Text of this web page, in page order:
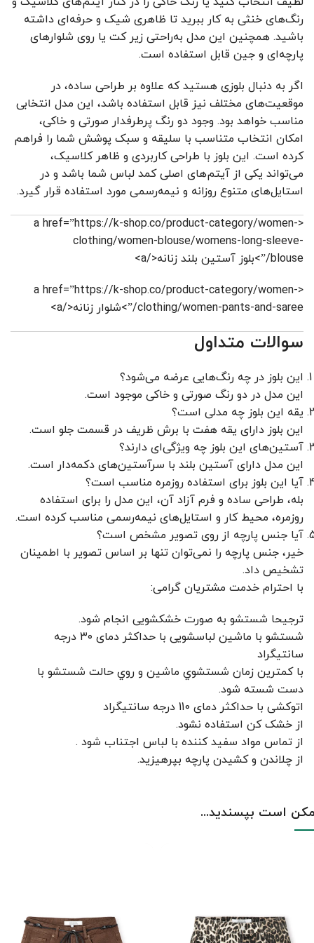
رنگ‌های خنثی به کار ببرید تا ظاهری شیک و حرفه‌ای داشته
باشید. همچنین این مدل به‌راحتی زیر کت یا روی شلوارهای
پارچه‌ای و جین قابل استفاده است.
اگر به دنبال بلوزی هستید که علاوه بر طراحی ساده، در
موقعیت‌های مختلف نیز قابل استفاده باشد، این مدل انتخابی
مناسب خواهد بود. وجود دو رنگ پرطرفدار صورتی و خاکی،
امکان انتخاب متناسب با سلیقه و سبک پوشش شما را فراهم
کرده است. این بلوز با طراحی کاربردی و ظاهر کلاسیک،
می‌تواند یکی از آیتم‌های اصلی کمد لباس شما باشد و در
استایل‌های متنوع روزانه و نیمه‌رسمی مورد استفاده قرار گیرد.
<a href=”https://k-shop.co/product-category/women-
clothing/women-blouse/womens-long-sleeve-
blouse/”>بلوز آستین بلند زنانه</a>
<a href=”https://k-shop.co/product-category/women-
clothing/women-pants-and-saree/”>شلوار زنانه</a>
سوالات متداول
این بلوز در چه رنگ‌هایی عرضه می‌شود؟
این مدل در دو رنگ صورتی و خاکی موجود است.
یقه این بلوز چه مدلی است؟
این بلوز دارای یقه هفت با برش ظریف در قسمت جلو است.
آستین‌های این بلوز چه ویژگی‌ای دارند؟
این مدل دارای آستین بلند با سرآستین‌های دکمه‌دار است.
آیا این بلوز برای استفاده روزمره مناسب است؟
بله، طراحی ساده و فرم آزاد آن، این مدل را برای استفاده
روزمره، محیط کار و استایل‌های نیمه‌رسمی مناسب کرده است.
آیا جنس پارچه از روی تصویر مشخص است؟
خیر، جنس پارچه را نمی‌توان تنها بر اساس تصویر با اطمینان
تشخیص داد.
با احترام خدمت مشتریان گرامی:
ترجیحا شستشو به صورت خشکشویی انجام شود.
شستشو با ماشین لباسشویی با حداکثر دمای ۳۰ درجه
سانتیگراد
با کمترين زمان شستشوي ماشين و روي حالت شستشو با
دست شسته شود.
اتوکشی با حداکثر دمای 110 درجه سانتیگراد
از خشک کن استفاده نشود.
از تماس مواد سفید کننده با لباس اجتناب شود .
از چلاندن و کشيدن پارچه بپرهيزيد.
است بپسندید...